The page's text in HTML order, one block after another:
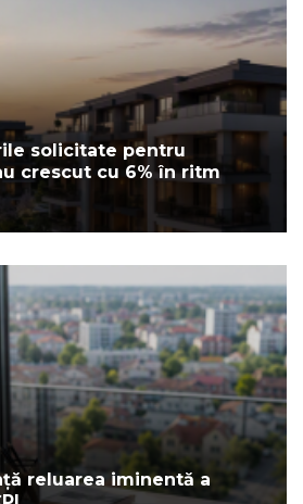
solicitate pentru
crescut cu 6% în ritm
reluarea iminentă a